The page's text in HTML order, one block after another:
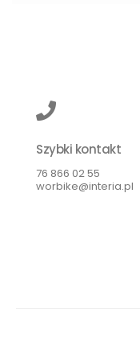
Szybki kontakt
76 866 02 55
worbike@interia.pl